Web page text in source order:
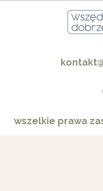
wszelkie prawa